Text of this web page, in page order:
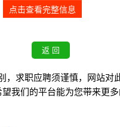
点击查看完整信息
，求职应聘须谨慎，网站对
我们的平台能为您带来更多